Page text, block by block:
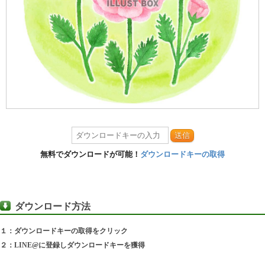
送信
無料でダウンロードが可能！ ダウンロードキーの取得
ダウンロード方法
１：ダウンロードキーの取得をクリック
２：LINE@に登録しダウンロードキーを獲得